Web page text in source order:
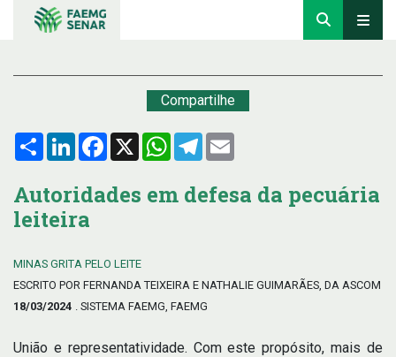
Compartilhe
Compartilhar
LinkedInFacebook
X WhatsApp
Telegram
Autoridades em defesa da pecuária
leiteira
MINAS GRITA PELO LEITE
ESCRITO POR FERNANDA TEIXEIRA E NATHALIE GUIMARÃES, DA ASCOM
18/03/2024 . SISTEMA FAEMG, FAEMG
União e representatividade. Com este propósito, mais de